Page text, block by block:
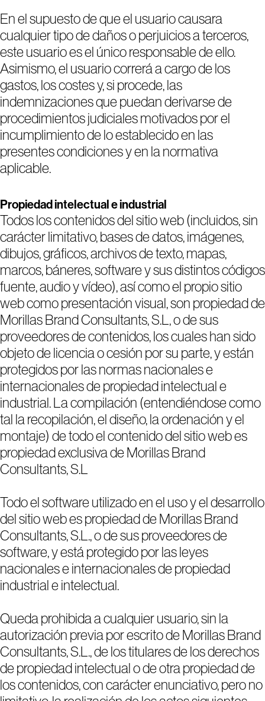
En el supuesto de que el usuario causara
cualquier tipo de daños o perjuicios a terceros,
este usuario es el único responsable de ello.
Asimismo, el usuario correrá a cargo de los
gastos, los costes y, si procede, las
indemnizaciones que puedan derivarse de
procedimientos judiciales motivados por el
incumplimiento de lo establecido en las
presentes condiciones y en la normativa
aplicable.
Propiedad intelectual e industrial
Todos los contenidos del sitio web (incluidos, sin
carácter limitativo, bases de datos, imágenes,
dibujos, gráficos, archivos de texto, mapas,
marcos, báneres, software y sus distintos códigos
fuente, audio y vídeo), así como el propio sitio
web como presentación visual, son propiedad de
Morillas Brand Consultants, S.L, o de sus
proveedores de contenidos, los cuales han sido
objeto de licencia o cesión por su parte, y están
protegidos por las normas nacionales e
internacionales de propiedad intelectual e
industrial. La compilación (entendiéndose como
tal la recopilación, el diseño, la ordenación y el
montaje) de todo el contenido del sitio web es
propiedad exclusiva de Morillas Brand
Consultants, S.L
Todo el software utilizado en el uso y el desarrollo
del sitio web es propiedad de Morillas Brand
Consultants, S.L., o de sus proveedores de
software, y está protegido por las leyes
nacionales e internacionales de propiedad
industrial e intelectual.
Queda prohibida a cualquier usuario, sin la
autorización previa por escrito de Morillas Brand
Consultants, S.L., de los titulares de los derechos
de propiedad intelectual o de otra propiedad de
los contenidos, con carácter enunciativo, pero no